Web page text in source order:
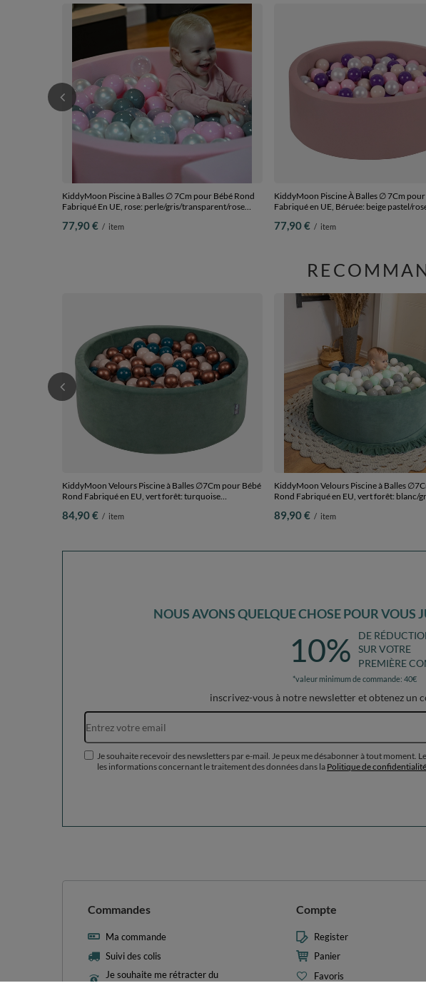
KiddyMoon Piscine à Balles ∅ 7Cm pour Bébé Rond
Fabriqué En UE, rose: perle/gris/transparent/rose
77,90 € / item
KiddyMoon Piscine À Balles ∅ 7Cm
Fabriqué en UE, Béruée: beige pastel/
77,90 € / item
KiddyMoon Velours Piscine à Balles ∅7Cm pour Bébé
Rond Fabriqué en EU, vert forêt: turquoise
84,90 € / item
KiddyMoon Velours Piscine à Balles
Rond Fabriqué en EU, vert forêt: blanc/
89,90 € / item
NOUS AVONS QUELQUE CHOSE POUR VOUS
10%
DE
SUR VOTRE
PREMIÈRE
*valeur minimum de commande: 40€
inscrivez-vous à notre newsletter et obtenez un
Adresse e-mail
Je souhaite recevoir des newsletters par e-mail. Je peux me désabonner à tout moment.
les informations concernant le traitement des données dans la Politique de confidentialité
Commandes
Ma commande
Suivi des colis
Je souhaite me rétracter du
contrat
Compte
Register
Panier
Favoris